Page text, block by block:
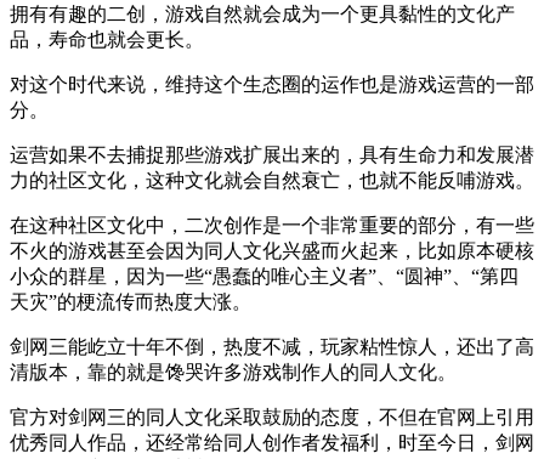
拥有有趣的二创，游戏自然就会成为一个更具黏性的文化产
品，寿命也就会更长。
对这个时代来说，维持这个生态圈的运作也是游戏运营的一部
分。
运营如果不去捕捉那些游戏扩展出来的，具有生命力和发展潜
力的社区文化，这种文化就会自然衰亡，也就不能反哺游戏。
在这种社区文化中，二次创作是一个非常重要的部分，有一些
不火的游戏甚至会因为同人文化兴盛而火起来，比如原本硬核
小众的群星，因为一些“愚蠢的唯心主义者”、“圆神”、“第四
天灾”的梗流传而热度大涨。
剑网三能屹立十年不倒，热度不减，玩家粘性惊人，还出了高
清版本，靠的就是馋哭许多游戏制作人的同人文化。
官方对剑网三的同人文化采取鼓励的态度，不但在官网上引用
优秀同人作品，还经常给同人创作者发福利，时至今日，剑网